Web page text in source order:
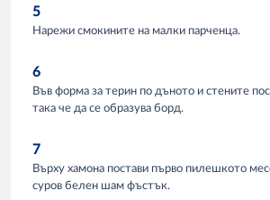
5
Нарежи смокините на малки парченца.
6
Във форма за терин по дъното и стените
така че да се образува борд.
7
Върху хамона постави първо пилешкото
суров белен шам фъстък.